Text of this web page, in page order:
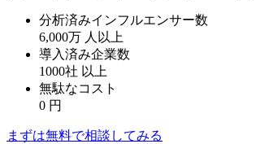
分析済みインフルエンサー数
6,000万 人以上
導入済み企業数
1000社 以上
無駄なコスト
0 円
まずは無料で相談してみる